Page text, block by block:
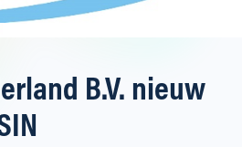
B.V. nieuw